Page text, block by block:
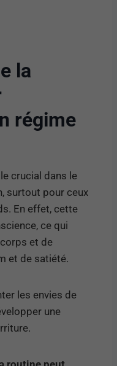
la
régime
crucial dans le
surtout pour ceux
En effet, cette
ce qui
et de
et de satiété.
les envies de
une